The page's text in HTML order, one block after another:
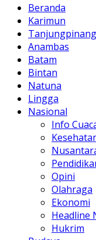
Beranda
Karimun
Tanjungpinang
Anambas
Batam
Bintan
Natuna
Lingga
Nasional
Info
Opini
Olahraga
Ekonomi
Headline
Hukrim